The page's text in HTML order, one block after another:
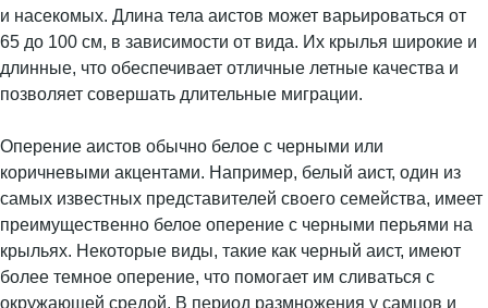
и насекомых. Длина тела аистов может варьироваться от
65 до 100 см, в зависимости от вида. Их крылья широкие и
длинные, что обеспечивает отличные летные качества и
позволяет совершать длительные миграции.
Оперение аистов обычно белое с черными или
коричневыми акцентами. Например, белый аист, один из
самых известных представителей своего семейства, имеет
преимущественно белое оперение с черными перьями на
крыльях. Некоторые виды, такие как черный аист, имеют
более темное оперение, что помогает им сливаться с
окружающей средой. В период размножения у самцов и